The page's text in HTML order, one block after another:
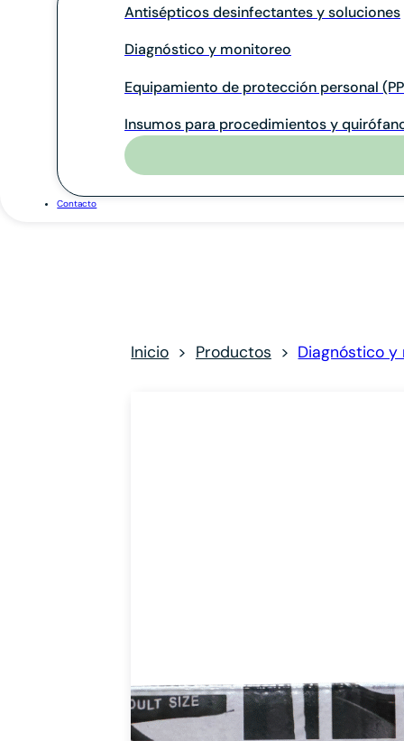
Antisépticos desinfectantes y soluciones
Diagnóstico y monitoreo
Equipamiento de protección personal
Insumos para procedimientos y
Contacto
Inicio Productos Diagnóstico